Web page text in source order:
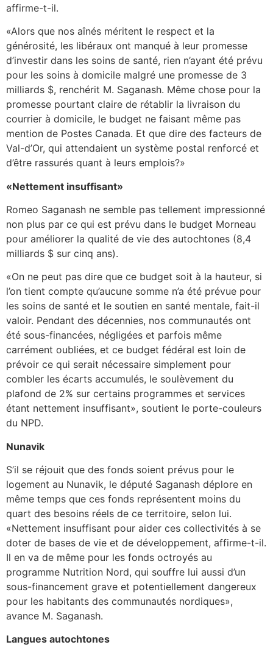
affirme-t-il.
«Alors que nos aînés méritent le respect et la
générosité, les libéraux ont manqué à leur promesse
d’investir dans les soins de santé, rien n’ayant été prévu
pour les soins à domicile malgré une promesse de 3
milliards $, renchérit M. Saganash. Même chose pour la
promesse pourtant claire de rétablir la livraison du
courrier à domicile, le budget ne faisant même pas
mention de Postes Canada. Et que dire des facteurs de
Val-d’Or, qui attendaient un système postal renforcé et
d’être rassurés quant à leurs emplois?»
«Nettement insuffisant»
Romeo Saganash ne semble pas tellement impressionné
non plus par ce qui est prévu dans le budget Morneau
pour améliorer la qualité de vie des autochtones (8,4
milliards $ sur cinq ans).
«On ne peut pas dire que ce budget soit à la hauteur, si
l’on tient compte qu’aucune somme n’a été prévue pour
les soins de santé et le soutien en santé mentale, fait-il
valoir. Pendant des décennies, nos communautés ont
été sous-financées, négligées et parfois même
carrément oubliées, et ce budget fédéral est loin de
prévoir ce qui serait nécessaire simplement pour
combler les écarts accumulés, le soulèvement du
plafond de 2% sur certains programmes et services
étant nettement insuffisant», soutient le porte-couleurs
du NPD.
Nunavik
S’il se réjouit que des fonds soient prévus pour le
logement au Nunavik, le député Saganash déplore en
même temps que ces fonds représentent moins du
quart des besoins réels de ce territoire, selon lui.
«Nettement insuffisant pour aider ces collectivités à se
doter de bases de vie et de développement, affirme-t-il.
Il en va de même pour les fonds octroyés au
programme Nutrition Nord, qui souffre lui aussi d’un
sous-financement grave et potentiellement dangereux
pour les habitants des communautés nordiques»,
avance M. Saganash.
Langues autochtones